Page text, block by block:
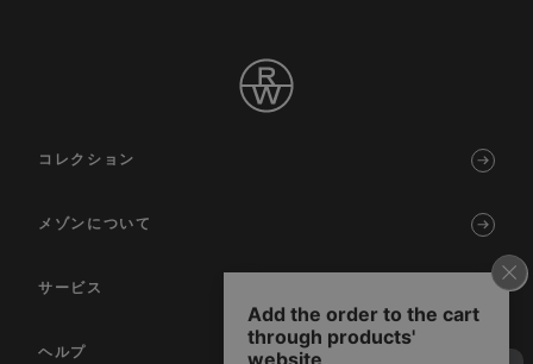
コレクション
メゾンについて
サービス
ヘルプ